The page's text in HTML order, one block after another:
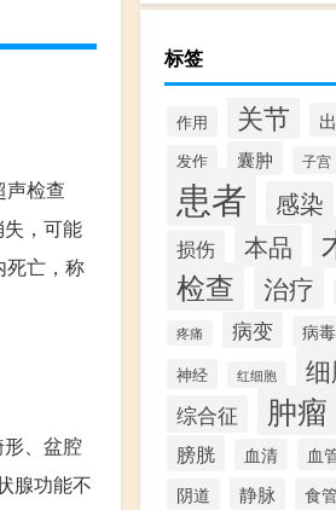
声检查
，可能
死亡，称
、盆腔
腺功能不
标签
作用 关节
发作 囊肿 子宫
患者 感染
损伤 本品
检查 治疗
疼痛 病变 病毒
神经 红细胞
综合征 肿瘤
膀胱 血清 血
阴道 静脉 食管